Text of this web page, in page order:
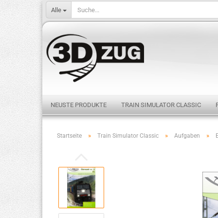
Alle
NEUSTE PRODUKTE TRAIN SIMULATOR CLASSIC
Startseite » Train Simulator Classic » Aufgaben »